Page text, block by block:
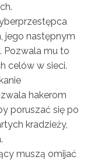
jego następnym
Pozwala mu to
celów w sieci.
hakerom
poruszać się po
kradzieży,
muszą omijać